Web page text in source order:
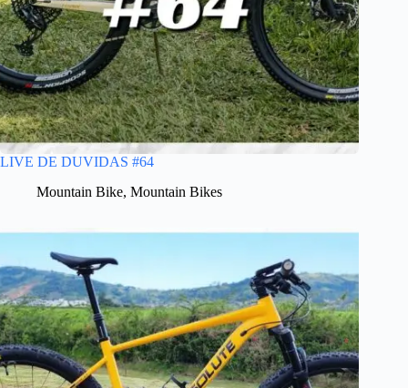
LIVE DE DUVIDAS #64
Mountain Bike, Mountain Bikes